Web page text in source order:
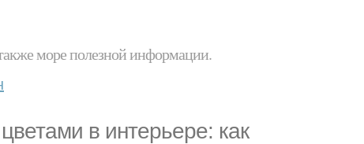
море полезной информации.
в интерьере: как